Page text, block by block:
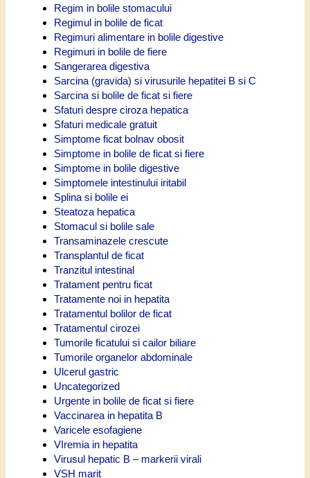
Regim in bolile stomacului
Regimul in bolile de ficat
Regimuri alimentare in bolile digestive
Regimuri in bolile de fiere
Sangerarea digestiva
Sarcina (gravida) si virusurile hepatitei B si C
Sarcina si bolile de ficat si fiere
Sfaturi despre ciroza hepatica
Sfaturi medicale gratuit
Simptome ficat bolnav obosit
Simptome in bolile de ficat si fiere
Simptome in bolile digestive
Simptomele intestinului iritabil
Splina si bolile ei
Steatoza hepatica
Stomacul si bolile sale
Transaminazele crescute
Transplantul de ficat
Tranzitul intestinal
Tratament pentru ficat
Tratamente noi in hepatita
Tratamentul bolilor de ficat
Tratamentul cirozei
Tumorile ficatului si cailor biliare
Tumorile organelor abdominale
Ulcerul gastric
Uncategorized
Urgente in bolile de ficat si fiere
Vaccinarea in hepatita B
Varicele esofagiene
VIremia in hepatita
Virusul hepatic B – markerii virali
VSH marit